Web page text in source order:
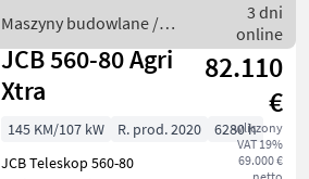
Aushubhöhe und 6.000k
Maszyny budowlane /
Claas
3 dni
online
JCB 560-80 Agri
Xtra
82.110
€
wliczony
VAT 19%
69.000 €
145 KM/107 kW R. prod. 2020
6280 h
JCB Teleskop 560-80